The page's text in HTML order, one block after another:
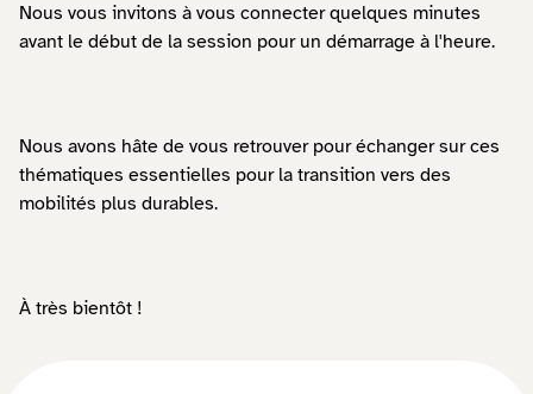
Nous vous invitons à vous connecter quelques minutes
avant le début de la session pour un démarrage à l'heure.
Nous avons hâte de vous retrouver pour échanger sur ces
thématiques essentielles pour la transition vers des
mobilités plus durables.
À très bientôt !